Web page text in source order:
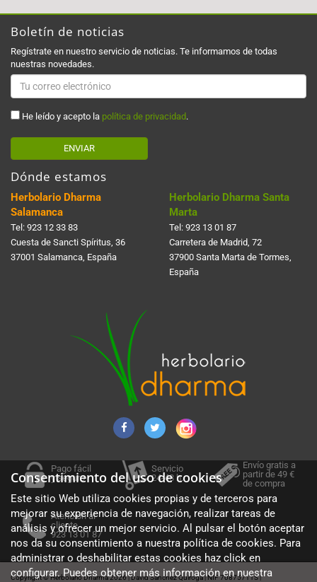
Boletín de noticias
Regístrate en nuestro servicio de noticias. Te informamos de todas
nuestras novedades.
He leído y acepto la política de privacidad .
ENVIAR
Dónde estamos
Herbolario Dharma
Salamanca
Tel: 923 12 33 83
Cuesta de Sancti Spí­ritus, 36
37001 Salamanca, España
Herbolario Dharma Santa
Marta
Tel: 923 13 01 87
Carretera de Madrid, 72
37900 Santa Marta de Tormes,
España
Pago fácil
y seguro
Servicio
24-48 h.
Envío gratis a
partir de 49 €
de compra
Atención al
cliente
923 13 01 87
Copyright © Herbolario Dharma 2026 | David Sánchez Quiroga NIF 70875711S |
Consentimiento del uso de cookies
Este sitio Web utiliza cookies propias y de terceros para
mejorar su experiencia de navegación, realizar tareas de
análisis y ofrecer un mejor servicio. Al pulsar el botón aceptar
nos da su consentimiento a nuestra política de cookies. Para
administrar o deshabilitar estas cookies haz click en
configurar. Puedes obtener más información en nuestra